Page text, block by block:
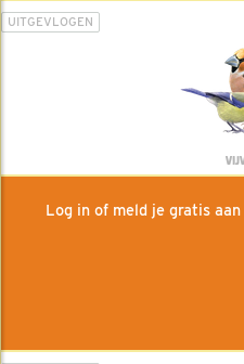
UITGEVLOGEN
Log in of meld je gratis